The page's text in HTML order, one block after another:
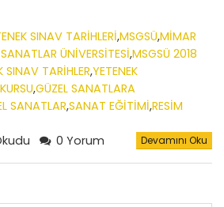
SINAV TARİHLERİ,MSGSÜ,MİMAR
ÜNİVERSİTESİ,MSGSÜ 2018
SINAV TARİHLER,YETENEK
,GÜZEL SANATLARA
SANATLAR,SANAT EĞİTİMİ,RESİM
0 Yorum Devamını Oku